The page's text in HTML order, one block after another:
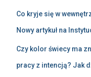
Co kryje się w
Nowy artykuł na
Czy kolor świecy ma
pracy z intencją? Jak